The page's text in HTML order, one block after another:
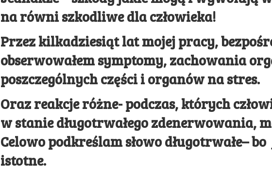
na równi szkodliwe dla człowieka!
Przez kilkadziesiąt lat mojej pracy,
obserwowałem symptomy, zachowania
poszczególnych części i organów na stres.
Oraz reakcje różne- podczas, których
w stanie długotrwałego zdenerwowania,
Celowo podkreślam słowo długotrwałe–
istotne.